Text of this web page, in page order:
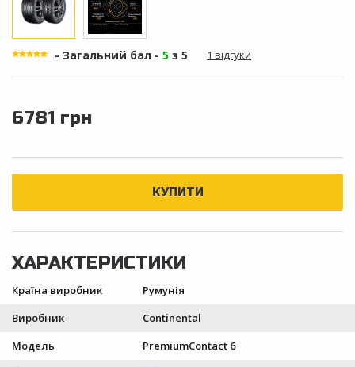
- Загальний бал - 5 з 5 1 відгуки
6781 грн
Країна виробник
Румунія
Виробник
Continental
Модель
PremiumContact 6